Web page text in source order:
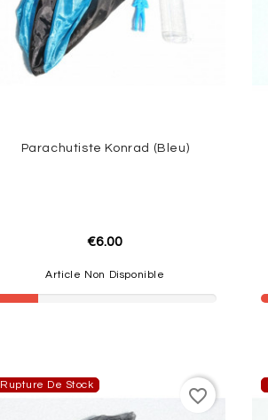
Parachutiste Konrad (bleu)
€6.00
Article Non Disponible
Rupture De Stock
favorite_border